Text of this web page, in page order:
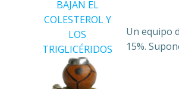
BAJAN EL
COLESTEROL Y
LOS
TRIGLICÉRIDOS
Un equipo
15%.